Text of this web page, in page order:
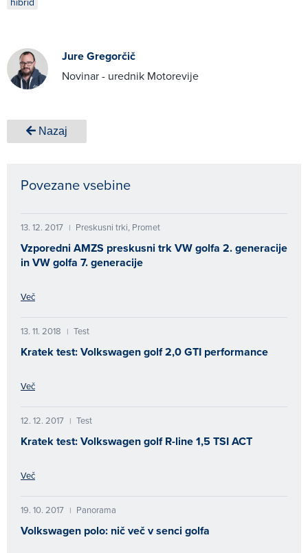
Jure Gregorčič
Novinar - urednik Motorevije
Nazaj
Povezane vsebine
13. 12. 2017 | Preskusni trki, Promet
Vzporedni AMZS preskusni trk VW golfa 2. generacije
in VW golfa 7. generacije
Več
13. 11. 2018 | Test
Kratek test: Volkswagen golf 2,0 GTI performance
Več
12. 12. 2017 | Test
Kratek test: Volkswagen golf R-line 1,5 TSI ACT
Več
19. 10. 2017 | Panorama
Volkswagen polo: nič več v senci golfa